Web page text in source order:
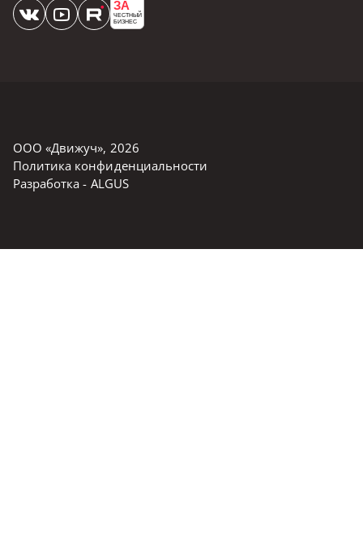
ЗА
ЧЕСТНЫЙ
БИЗНЕС
ООО «Движуч», 2026
Политика конфиденциальности
Разработка - ALGUS